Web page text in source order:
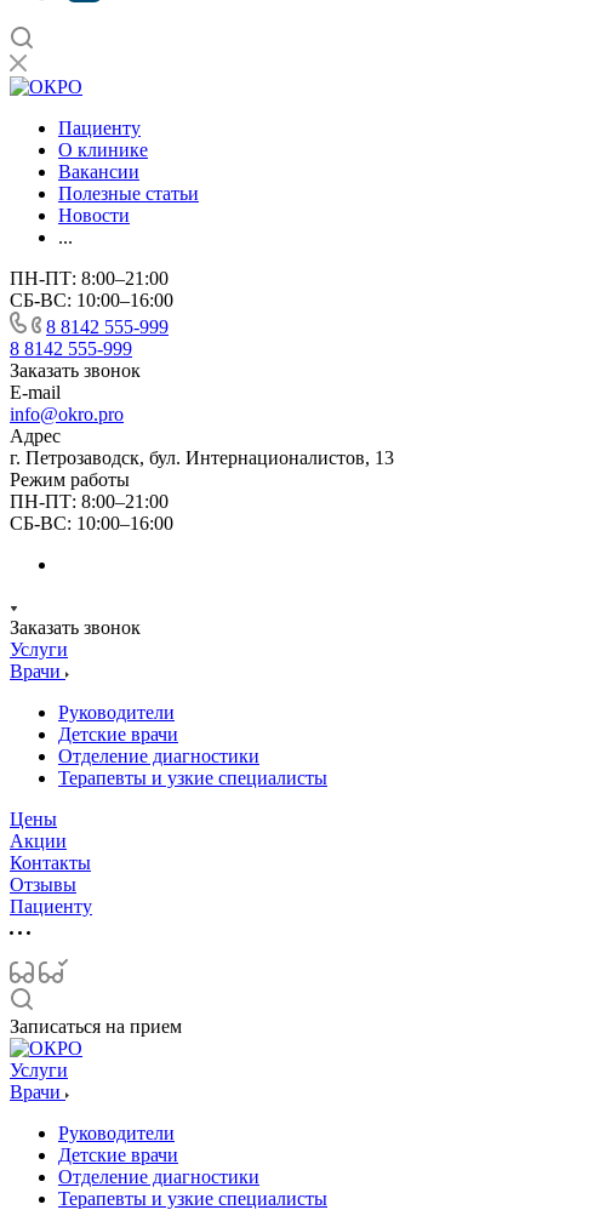
Пациенту
О клинике
Вакансии
Полезные статьи
Новости
...
ПН-ПТ: 8:00–21:00
СБ-ВС: 10:00–16:00
8 8142 555-999
8 8142 555-999
Заказать звонок
E-mail
info@okro.pro
Адрес
г. Петрозаводск, бул. Интернационалистов, 13
Режим работы
ПН-ПТ: 8:00–21:00
СБ-ВС: 10:00–16:00
Заказать звонок
Услуги
Врачи
Руководители
Детские врачи
Отделение диагностики
Терапевты и узкие специалисты
Цены
Акции
Контакты
Отзывы
Пациенту
Записаться на прием
Услуги
Врачи
Руководители
Детские врачи
Отделение диагностики
Терапевты и узкие специалисты